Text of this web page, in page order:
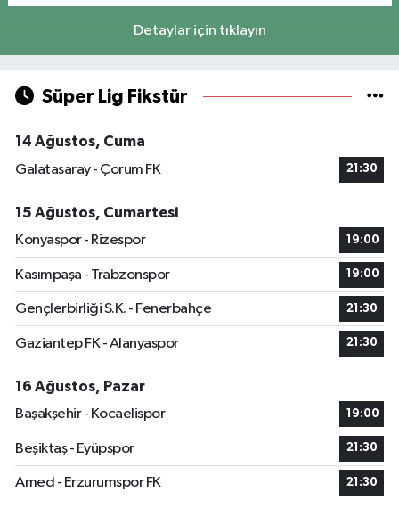
Detaylar için tıklayın
Süper Lig Fikstür
14 Ağustos, Cuma
Galatasaray - Çorum FK
21:30
15 Ağustos, Cumartesi
Konyaspor - Rizespor
19:00
Kasımpaşa - Trabzonspor 19:00
Gençlerbirliği S.K. - Fenerbahçe 21:30
Gaziantep FK - Alanyaspor 21:30
16 Ağustos, Pazar
Başakşehir - Kocaelispor
19:00
Beşiktaş - Eyüpspor 21:30
Amed - Erzurumspor FK 21:30